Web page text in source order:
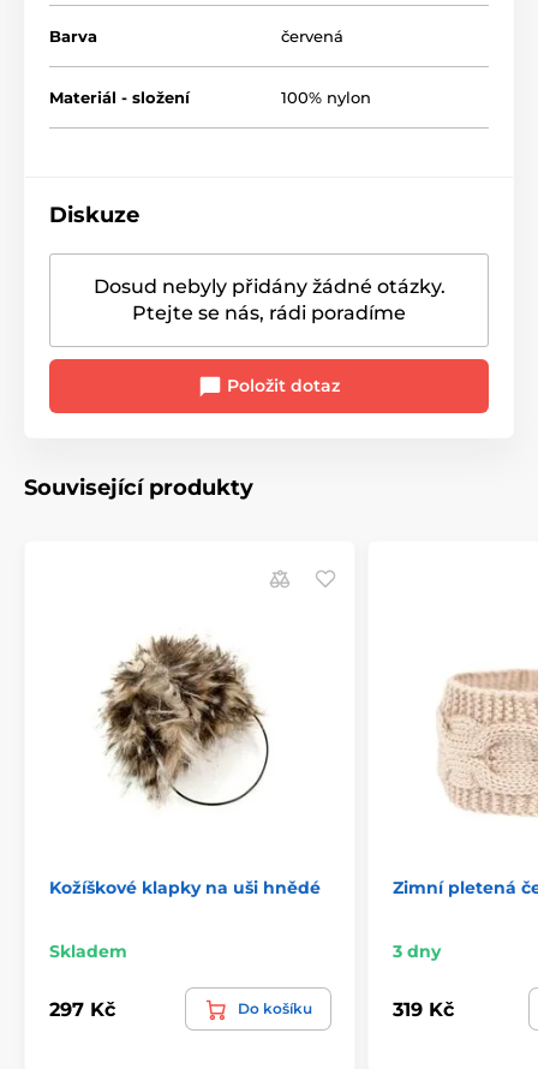
Barva červená
Materiál - složení 100% nylon
Diskuze
Dosud nebyly přidány žádné otázky.
Ptejte se nás, rádi poradíme
Položit dotaz
Související produkty
Kožíškové klapky na uši hnědé
Skladem
297 Kč Do košíku
Zimní pletená
3 dny
319 Kč